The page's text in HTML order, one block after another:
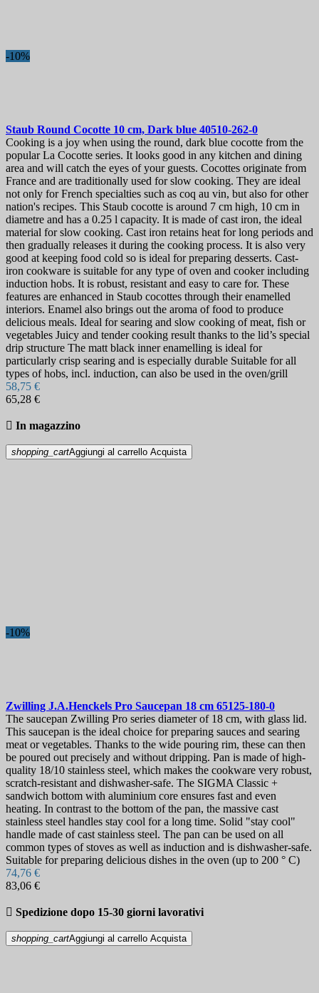
-10%
Staub Round Cocotte 10 cm, Dark blue 40510-262-0
Cooking is a joy when using the round, dark blue cocotte from the
popular La Cocotte series. It looks good in any kitchen and dining
area and will catch the eyes of your guests. Cocottes originate from
France and are traditionally used for slow cooking. They are ideal
not only for French specialties such as coq au vin, but also for other
nation's recipes. This Staub cocotte is around 7 cm high, 10 cm in
diametre and has a 0.25 l capacity. It is made of cast iron, the ideal
material for slow cooking. Cast iron retains heat for long periods and
then gradually releases it during the cooking process. It is also very
good at keeping food cold so is ideal for preparing desserts. Cast-
iron cookware is suitable for any type of oven and cooker including
induction hobs. It is robust, resistant and easy to care for. These
features are enhanced in Staub cocottes through their enamelled
interiors. Enamel also brings out the aroma of food to produce
delicious meals. Ideal for searing and slow cooking of meat, fish or
vegetables Juicy and tender cooking result thanks to the lid’s special
drip structure The matt black inner enamelling is ideal for
particularly crisp searing and is especially durable Suitable for all
types of hobs, incl. induction, can also be used in the oven/grill
58,75 €
65,28 €
 In magazzino
shopping_cartAggiungi al carrello Acquista
-10%
Zwilling J.A.Henckels Pro Saucepan 18 cm 65125-180-0
The saucepan Zwilling Pro series diameter of 18 cm, with glass lid.
This saucepan is the ideal choice for preparing sauces and searing
meat or vegetables. Thanks to the wide pouring rim, these can then
be poured out precisely and without dripping. Pan is made of high-
quality 18/10 stainless steel, which makes the cookware very robust,
scratch-resistant and dishwasher-safe. The SIGMA Classic +
sandwich bottom with aluminium core ensures fast and even
heating. In contrast to the bottom of the pan, the massive cast
stainless steel handles stay cool for a long time. Solid "stay cool"
handle made of cast stainless steel. The pan can be used on all
common types of stoves as well as induction and is dishwasher-safe.
Suitable for preparing delicious dishes in the oven (up to 200 ° C)
74,76 €
83,06 €
 Spedizione dopo 15-30 giorni lavorativi
shopping_cartAggiungi al carrello Acquista